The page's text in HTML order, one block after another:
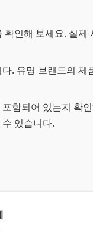
인해 보세요. 실제
. 유명 브랜드의 제
함되어 있는지 확
있습니다.